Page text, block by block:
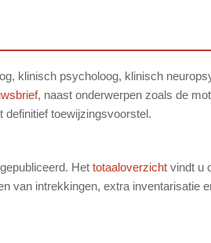
klinisch psycholoog, klinisch
, naast onderwerpen zoals de
toewijzingsvoorstel.
Het totaaloverzicht vindt u
van intrekkingen, extra inventarisatie